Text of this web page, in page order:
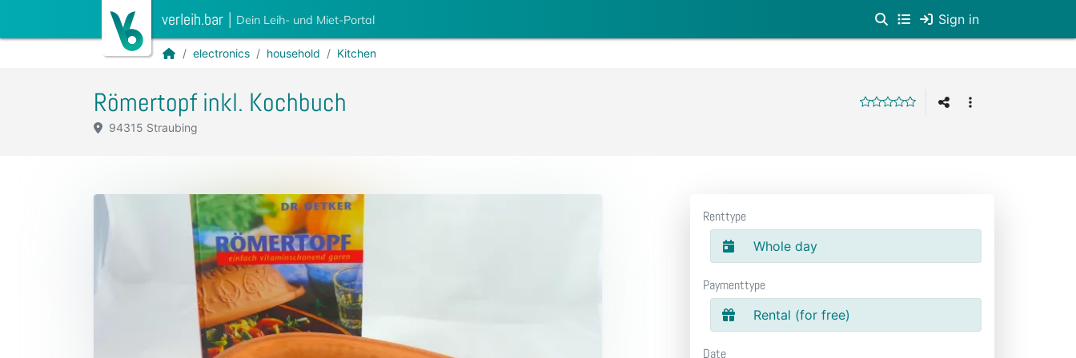
verleih.bar | Dein Leih- und Miet-Portal Sign in
electronics household Kitchen
Römertopf inkl. Kochbuch
94315 Straubing
Renttype
Whole day
Paymenttype
Rental (for free)
Date